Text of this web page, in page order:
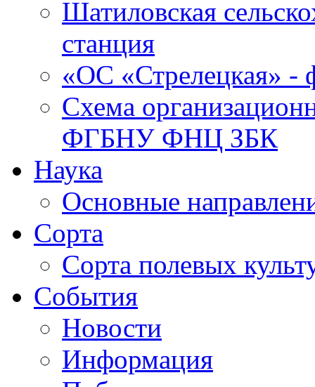
Шатиловская
станция
«ОС «Стрелецкая»
Схема
ФГБНУ ФНЦ ЗБК
Наука
Основные
Сорта
Сорта полевых
События
Новости
Информация